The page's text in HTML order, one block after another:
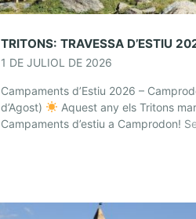
1 DE JULIOL DE 2026
Campaments d’Estiu 2026 –
d’Agost)
Aquest any els Tritons
Campaments d’estiu a Camprodon!